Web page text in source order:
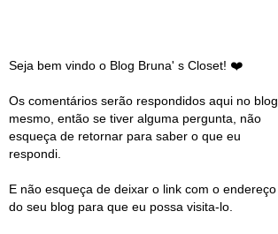
Seja bem vindo o Blog Bruna' s Closet! ❤️
Os comentários serão respondidos aqui no blog
mesmo, então se tiver alguma pergunta, não
esqueça de retornar para saber o que eu
respondi.
E não esqueça de deixar o link com o endereço
do seu blog para que eu possa visita-lo.